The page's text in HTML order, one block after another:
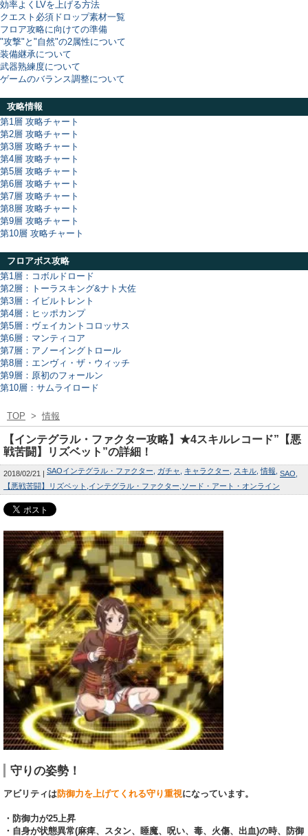
効率よくLVを上げる方法
クエスト必須ドロップ素材一覧
フロア攻略に向けての準備
"攻撃"と"自然"の2属性について
装備継承について
武器熟練度について
ゲームのバランス調整について
攻略情報
第1層 攻略チャート
第2層 攻略チャート
第3層 攻略チャート
第4層 攻略チャート
第5層 攻略チャート
第6層 攻略チャート
第7層 攻略チャート
第8層 攻略チャート
第9層 攻略チャート
第10層 攻略チャート
フロアボス攻略
第1層：コボルドロード
第2層：トーラスキング&ナト大佐
第3層：イビルトレント
第4層：ヒッポカンプ
第5層：ヴェイカントコロッサス
第6層：マンティコア
第7層：アノーイングトロール
第8層：エンヴィ・ザ・ウィッチ
第9層：原初のフォールン
第10層：サムライロード
TOP > 情報
【インテグラル・ファクター攻略】★4スキルレコード”【悪
戦苦闘】リズベット”の詳細！
2018/02/21 SAOインテグラル・ファクター ガチャ キャラクター スキル 情報 SAO
【悪戦苦闘】リズベット インテグラル・ファクター ソード・アート・オンライン
守りの姿勢！
アビリティは防御力を上げてくれる守り重視になっています。
・防御力が25上昇
・自身が状態異常(麻痺、スタン、睡魔、呪い、毒、火傷、出血)の時、防御